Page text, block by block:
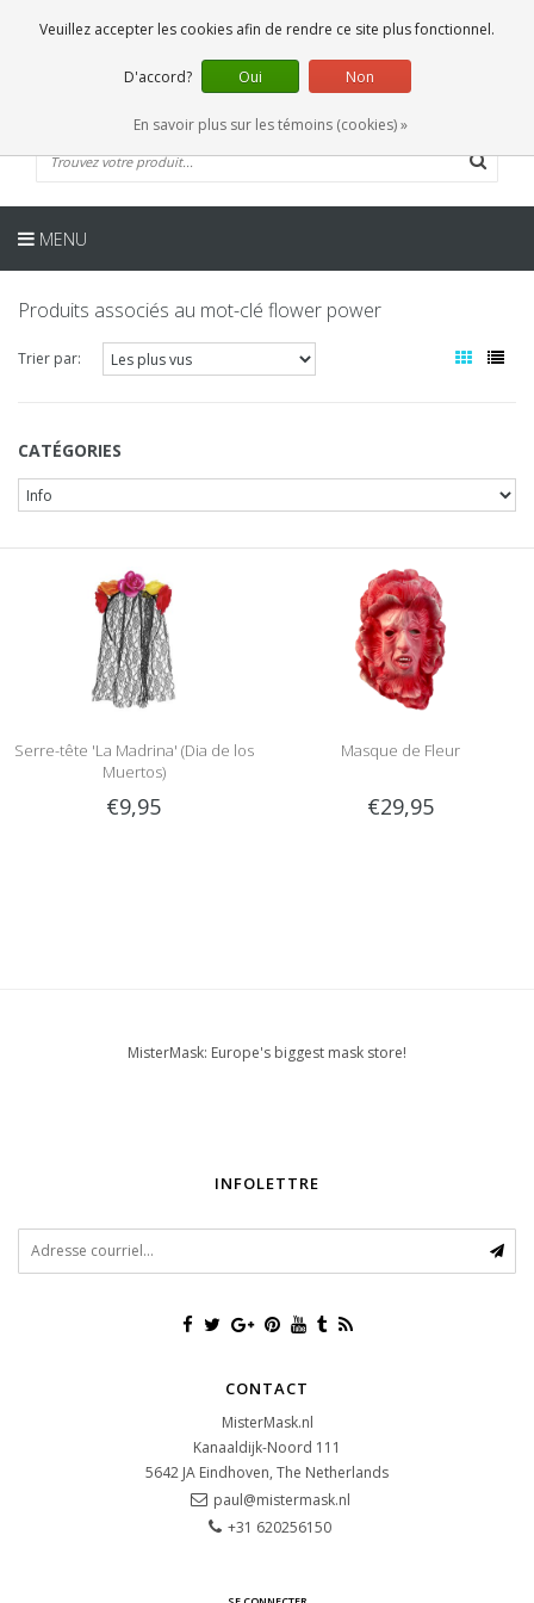
0 Articles
FR
MENU
Produits associés au mot-clé flower power
Trier par:
CATÉGORIES
Serre-tête 'La Madrina' (Dia de los
Muertos)
€9,95
Masque de Fleur
€29,95
MisterMask: Europe's biggest mask store!
INFOLETTRE
CONTACT
MisterMask.nl
Kanaaldijk-Noord 111
5642 JA Eindhoven, The Netherlands
paul@mistermask.nl
+31 620256150
Veuillez accepter les cookies afin de rendre ce site plus fonctionnel.
D'accord? Oui Non
En savoir plus sur les témoins (cookies) »